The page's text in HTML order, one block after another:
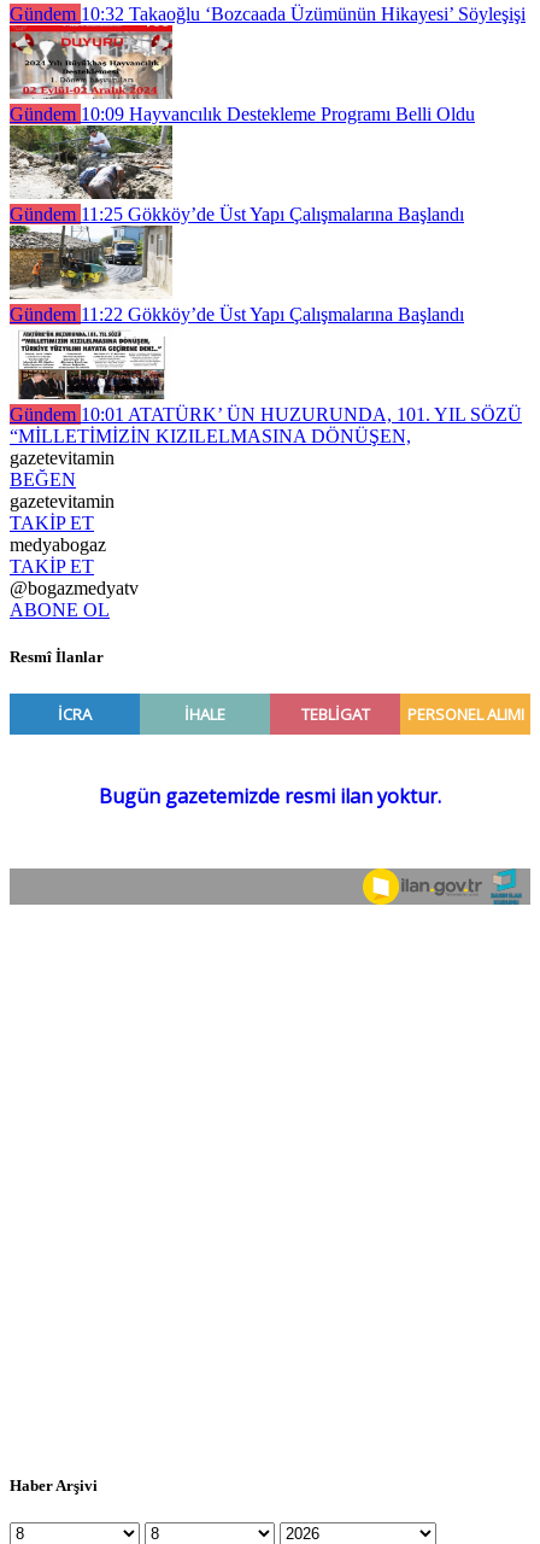
Gündem 10:32 Takaoğlu ‘Bozcaada Üzümünün Hikayesi’ Söyleşişi
Gündem 10:09 Hayvancılık Destekleme Programı Belli Oldu
Gündem 11:25 Gökköy’de Üst Yapı Çalışmalarına Başlandı
Gündem 11:22 Gökköy’de Üst Yapı Çalışmalarına Başlandı
Gündem 10:01 ATATÜRK’ ÜN HUZURUNDA, 101. YIL SÖZÜ
“MİLLETİMİZİN KIZILELMASINA DÖNÜŞEN,
gazetevitamin
BEĞEN
gazetevitamin
TAKİP ET
medyabogaz
TAKİP ET
@bogazmedyatv
ABONE OL
Resmî İlanlar
Haber Arşivi